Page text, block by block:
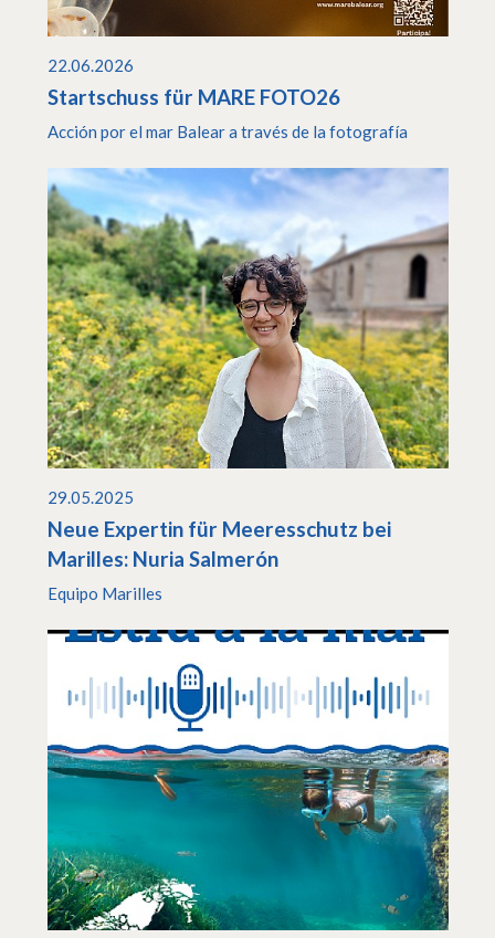
22.06.2026
Startschuss für MARE FOTO26
Acción por el mar Balear a través de la fotografía
29.05.2025
Neue Expertin für Meeresschutz bei
Marilles: Nuria Salmerón
Equipo Marilles